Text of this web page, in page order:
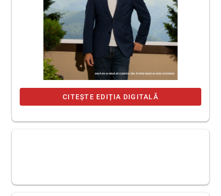
CITEȘTE EDIȚIA DIGITALĂ